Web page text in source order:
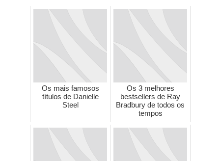
Os mais famosos
títulos de Danielle
Steel
Os 3 melhores
bestsellers de Ray
Bradbury de todos os
tempos